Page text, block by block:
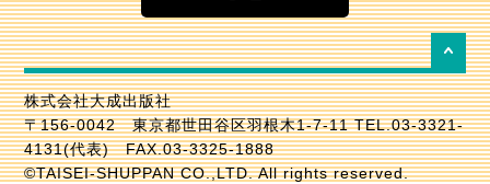
株式会社大成出版社
〒156-0042 東京都世田谷区羽根木1-7-11 TEL.03-3321-
4131(代表) FAX.03-3325-1888
©TAISEI-SHUPPAN CO.,LTD. All rights reserved.